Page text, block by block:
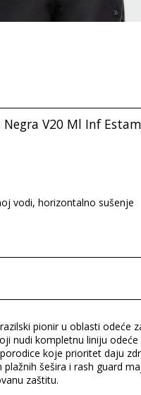
V20 Ml Inf
vodi, horizontalno sušenje
pribor koji nije uključen)
pionir u oblasti
nudi kompletnu liniju
koje prioritet daju
plažnih šešira i rash guard
zaštitu.